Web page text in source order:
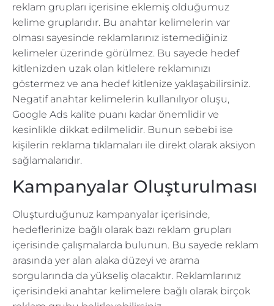
reklam grupları içerisine eklemiş olduğumuz
kelime gruplarıdır. Bu anahtar kelimelerin var
olması sayesinde reklamlarınız istemediğiniz
kelimeler üzerinde görülmez. Bu sayede hedef
kitlenizden uzak olan kitlelere reklamınızı
göstermez ve ana hedef kitlenize yaklaşabilirsiniz.
Negatif anahtar kelimelerin kullanılıyor oluşu,
Google Ads kalite puanı kadar önemlidir ve
kesinlikle dikkat edilmelidir. Bunun sebebi ise
kişilerin reklama tıklamaları ile direkt olarak aksiyon
sağlamalarıdır.
Kampanyalar Oluşturulması
Oluşturduğunuz kampanyalar içerisinde,
hedeflerinize bağlı olarak bazı reklam grupları
içerisinde çalışmalarda bulunun. Bu sayede reklam
arasında yer alan alaka düzeyi ve arama
sorgularında da yükseliş olacaktır. Reklamlarınız
içerisindeki anahtar kelimelere bağlı olarak birçok